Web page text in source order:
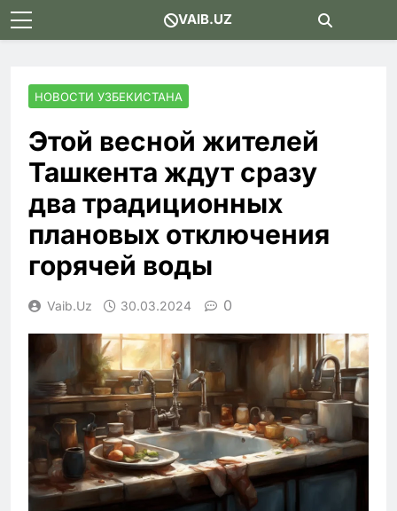
Skip
to
VAIB.UZ
НОВОСТИ УЗБЕКИСТАНА
Этой весной жителей
Ташкента ждут сразу
два традиционных
плановых отключения
горячей воды
Vaib.uz 30.03.2024 0